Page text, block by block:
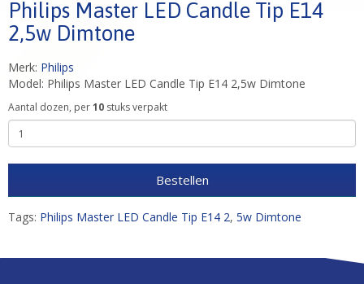
Philips Master LED Candle Tip E14
2,5w Dimtone
Merk: Philips
Model: Philips Master LED Candle Tip E14 2,5w Dimtone
Aantal dozen, per10 stuks verpakt
Bestellen
Tags: Philips Master LED Candle Tip E14 2, 5w Dimtone